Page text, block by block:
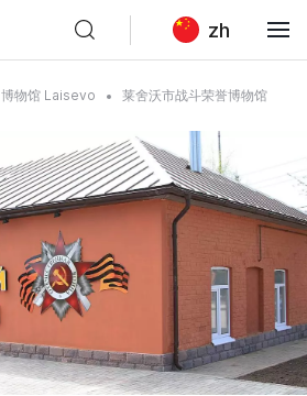
zh
博物馆 Laisevo 莱舍沃市战斗荣誉博物馆